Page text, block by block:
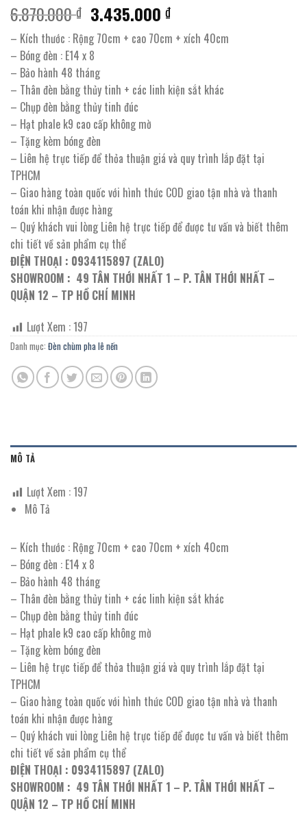
6.870.000₫ Giá
gốc
là:
6.870.000 ₫.
3.435.000₫Giá
hiện
tại
3.435.000 ₫.
– Kích thước : Rộng 70cm + cao 70cm + xích 40cm
– Bóng đèn : E14 x 8
– Bảo hành 48 tháng
– Thân đèn bằng thủy tinh + các linh kiện sắt khác
– Chụp đèn bằng thủy tinh đúc
– Hạt phale k9 cao cấp không mờ
– Tặng kèm bóng đèn
– Liên hệ trực tiếp để thỏa thuận giá và quy trình lắp đặt tại
TPHCM
– Giao hàng toàn quốc với hình thức COD giao tận nhà và thanh
toán khi nhận được hàng
– Quý khách vui lòng Liên hệ trực tiếp để được tư vấn và biết thêm
chi tiết về sản phẩm cụ thể
ĐIỆN THOẠI : 0934115897 (ZALO)
SHOWROOM : 49 TÂN THỚI NHẤT 1 – P. TÂN THỚI NHẤT –
QUẬN 12 – TP HỒ CHÍ MINH
Lượt Xem :197
Danh mục: Đèn chùm pha lê nến
MÔ TẢ
Lượt Xem :197
Mô Tả
– Kích thước : Rộng 70cm + cao 70cm + xích 40cm
– Bóng đèn : E14 x 8
– Bảo hành 48 tháng
– Thân đèn bằng thủy tinh + các linh kiện sắt khác
– Chụp đèn bằng thủy tinh đúc
– Hạt phale k9 cao cấp không mờ
– Tặng kèm bóng đèn
– Liên hệ trực tiếp để thỏa thuận giá và quy trình lắp đặt tại
TPHCM
– Giao hàng toàn quốc với hình thức COD giao tận nhà và thanh
toán khi nhận được hàng
– Quý khách vui lòng Liên hệ trực tiếp để được tư vấn và biết thêm
chi tiết về sản phẩm cụ thể
ĐIỆN THOẠI : 0934115897 (ZALO)
SHOWROOM : 49 TÂN THỚI NHẤT 1 – P. TÂN THỚI NHẤT –
QUẬN 12 – TP HỒ CHÍ MINH